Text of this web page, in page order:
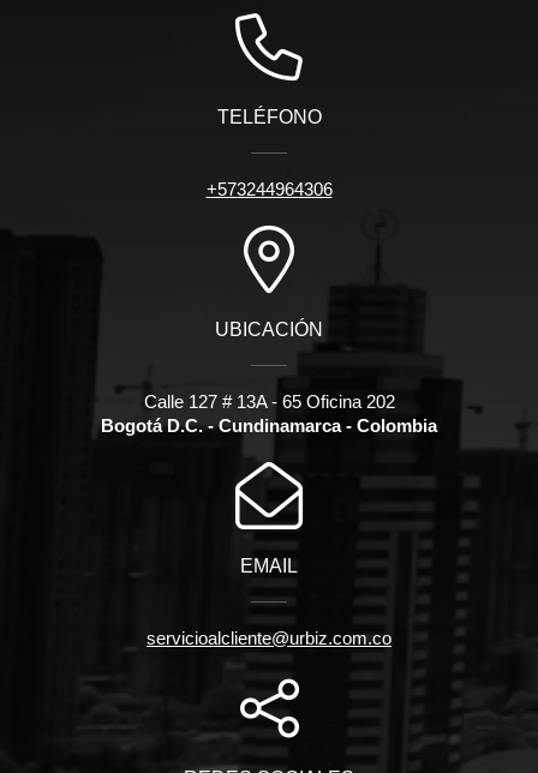
TELÉFONO
+573244964306
UBICACIÓN
Calle 127 # 13A - 65 Oficina 202
Bogotá D.C. - Cundinamarca - Colombia
EMAIL
servicioalcliente@urbiz.com.co